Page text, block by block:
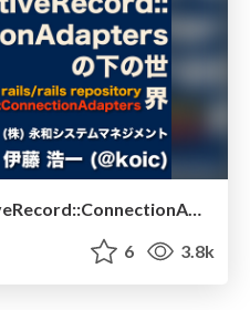
The underground in ActiveRecord::ConnectionAdapters
6 3.8k